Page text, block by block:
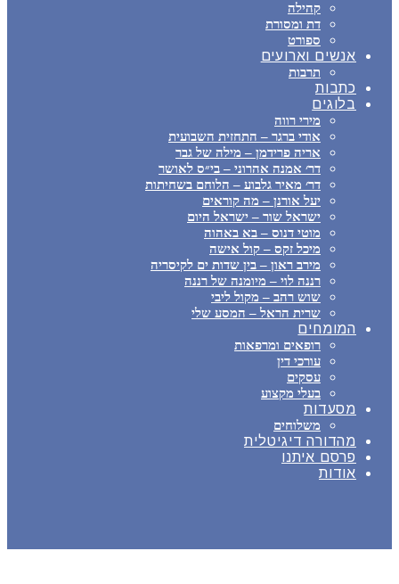
קהילה
דת ומסורת
ספורט
אנשים וארועים
תרבות
כתבות
בלוגים
מירי רווה
אודי ברגר – התחזית השבועית
אריה פרידמן – מילה של גבר
דר׳ אמנה אהרוני – בי״ס לאושר
דר׳ מאיר גלבוע – הלוחם בשחיתות
יעל אורנן – מה קוראים
ישראל שור – ישראל היום
מוטי דנוס – בא באהוה
מיכל זקס – קול אישה
מירב ראון – בין שדות ים לקיסריה
רננה לוי – מיומנה של רננה
שוש רהב – מקול ליבי
שרית הראל – המסע שלי
המומחים
רופאים ומרפאות
עורכי דין
עסקים
בעלי מקצוע
מסעדות
משלוחים
מהדורה דיגיטלית
פרסם איתנו
אודות